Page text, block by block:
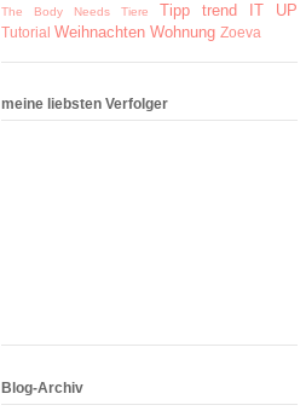
The Body Needs Tiere Tipp trend IT UP
Tutorial Weihnachten Wohnung Zoeva
meine liebsten Verfolger
Blog-Archiv